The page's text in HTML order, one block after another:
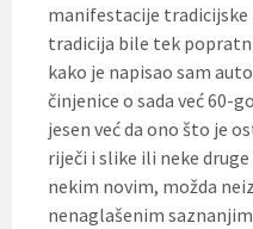
manifestacije
tradicija bile tek
kako je napisao sam
činjenice o sada već 60-
jesen već da ono što je
riječi i slike ili neke
nekim novim, možda
nenaglašenim